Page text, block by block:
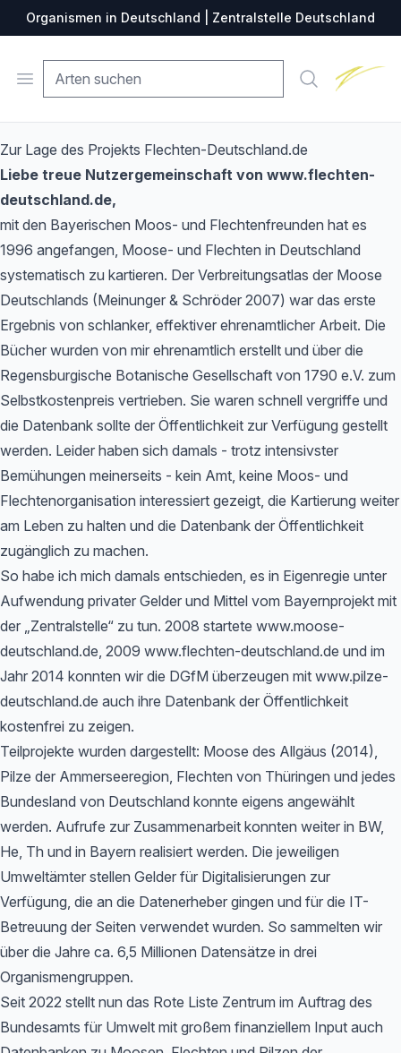
Organismen in Deutschland | Zentralstelle Deutschland
Open menu Suche
Zur Lage des Projekts Flechten-Deutschland.de
Liebe treue Nutzergemeinschaft von www.flechten-
deutschland.de,
mit den Bayerischen Moos- und Flechtenfreunden hat es
1996 angefangen, Moose- und Flechten in Deutschland
systematisch zu kartieren. Der Verbreitungsatlas der Moose
Deutschlands (Meinunger & Schröder 2007) war das erste
Ergebnis von schlanker, effektiver ehrenamtlicher Arbeit. Die
Bücher wurden von mir ehrenamtlich erstellt und über die
Regensburgische Botanische Gesellschaft von 1790 e.V. zum
Selbstkostenpreis vertrieben. Sie waren schnell vergriffe und
die Datenbank sollte der Öffentlichkeit zur Verfügung gestellt
werden. Leider haben sich damals - trotz intensivster
Bemühungen meinerseits - kein Amt, keine Moos- und
Flechtenorganisation interessiert gezeigt, die Kartierung weiter
am Leben zu halten und die Datenbank der Öffentlichkeit
zugänglich zu machen.
So habe ich mich damals entschieden, es in Eigenregie unter
Aufwendung privater Gelder und Mittel vom Bayernprojekt mit
der „Zentralstelle“ zu tun. 2008 startete www.moose-
deutschland.de, 2009 www.flechten-deutschland.de und im
Jahr 2014 konnten wir die DGfM überzeugen mit www.pilze-
deutschland.de auch ihre Datenbank der Öffentlichkeit
kostenfrei zu zeigen.
Teilprojekte wurden dargestellt: Moose des Allgäus (2014),
Pilze der Ammerseeregion, Flechten von Thüringen und jedes
Bundesland von Deutschland konnte eigens angewählt
werden. Aufrufe zur Zusammenarbeit konnten weiter in BW,
He, Th und in Bayern realisiert werden. Die jeweiligen
Umweltämter stellen Gelder für Digitalisierungen zur
Verfügung, die an die Datenerheber gingen und für die IT-
Betreuung der Seiten verwendet wurden. So sammelten wir
über die Jahre ca. 6,5 Millionen Datensätze in drei
Organismengruppen.
Seit 2022 stellt nun das Rote Liste Zentrum im Auftrag des
Bundesamts für Umwelt mit großem finanziellem Input auch